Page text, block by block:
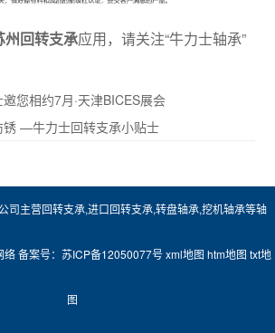
州回转支承应用，请关注“牛力士轴承”
您相约7月·天津BICES展会
锈 —牛力士回转支承小贴士
司主营回转支承,进口回转支承,转盘轴承,挖机轴承等轴
络备案号： 苏ICP备12050077号 xml地图 htm地图 txt地
图